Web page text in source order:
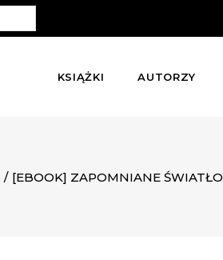
KSIĄŻKI AUTORZY
/ [EBOOK] ZAPOMNIANE ŚWIATŁO